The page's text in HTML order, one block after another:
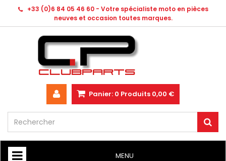
+33 (0)6 84 05 46 60 - Votre spécialiste moto en pièces
neuves et occasion toutes marques.
Panier: 0 Produits 0,00 €
MENU